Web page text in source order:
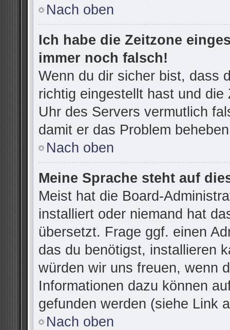
Nach oben
Ich habe die Zeitzone
immer noch falsch!
Wenn du dir sicher bist, dass
richtig eingestellt hast und
Uhr des Servers vermutlich
damit er das Problem
Nach oben
Meine Sprache steht auf
Meist hat die Board-
installiert oder niemand hat
übersetzt. Frage ggf. einen
das du benötigst, installieren
würden wir uns freuen, wenn
Informationen dazu können
gefunden werden (siehe Link
Nach oben